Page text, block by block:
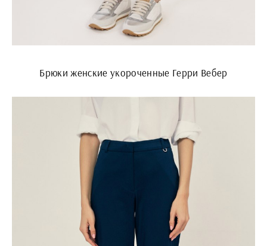
Брюки женские укороченные Герри Вебер